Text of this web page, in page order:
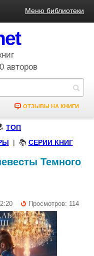
Меню библиотеки
авторов
ОТЗЫВЫ НА КНИГИ
ТОП
| 📚 СЕРИИ КНИГ
Темного
Просмотров: 114